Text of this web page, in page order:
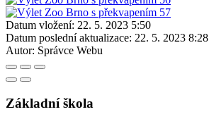
Datum vložení: 22. 5. 2023 5:50
Datum poslední aktualizace: 22. 5. 2023 8:28
Autor: Správce Webu
Základní škola